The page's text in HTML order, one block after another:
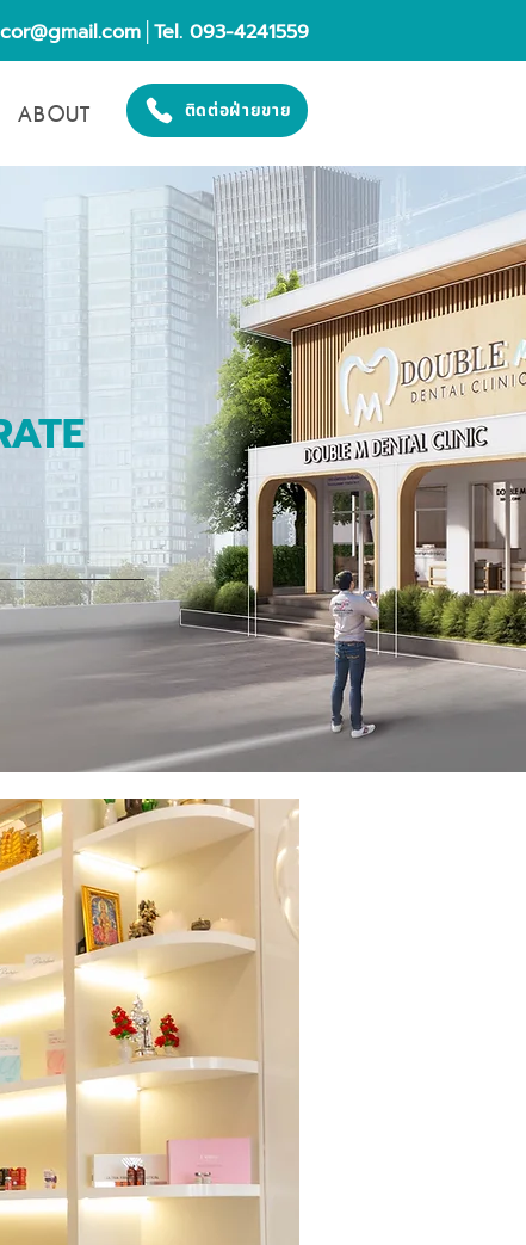
│Tel. 093-4241559
ABOUT ติดต่อฝ่ายขาย